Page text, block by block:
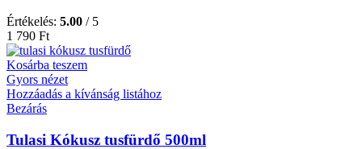
Értékelés: 5.00 / 5
1 790 Ft
Kosárba teszem
Gyors nézet
Hozzáadás a kívánság listához
Bezárás
Tulasi Kókusz tusfürdő 500ml